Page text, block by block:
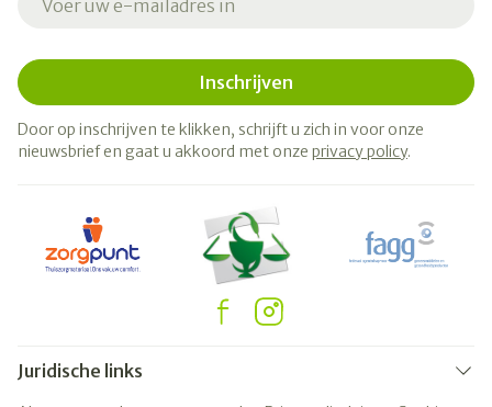
Inschrijven
Door op inschrijven te klikken, schrijft u zich in voor onze
nieuwsbrief en gaat u akkoord met onze privacy policy.
Juridische links